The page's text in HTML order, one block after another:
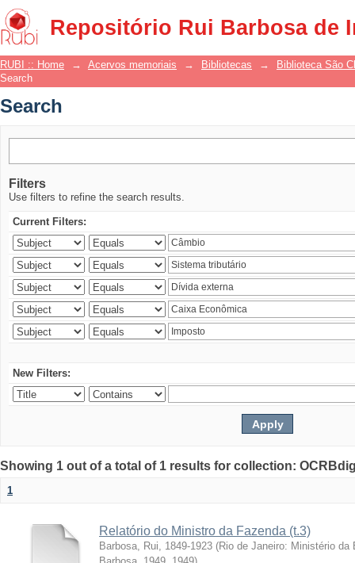
Repositório Rui Barbosa de
Search
RUBI :: Home → Acervos memoriais → Bibliotecas →
Biblioteca São
Search
Search
Filters
Use filters to refine the search results.
Current Filters:
New Filters:
Showing 1 out of a total of 1 results for collection:
1
Relatório do Ministro da Fazenda (t.3)
Barbosa, Rui, 1849-1923 (Rio de Janeiro: Ministério